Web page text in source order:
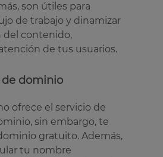
son útiles para
de trabajo y dinamizar
del contenido,
de tus usuarios.
dominio
ofrece el servicio de
sin embargo, te
gratuito. Además,
tu nombre